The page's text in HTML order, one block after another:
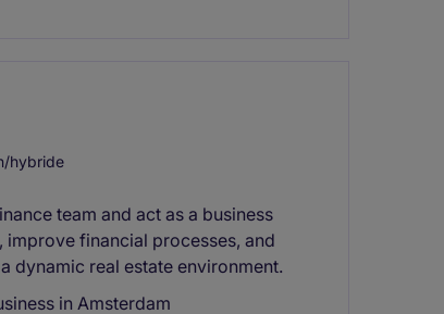
hybride
team and act as a business
improve financial processes, and
dynamic real estate environment.
in Amsterdam